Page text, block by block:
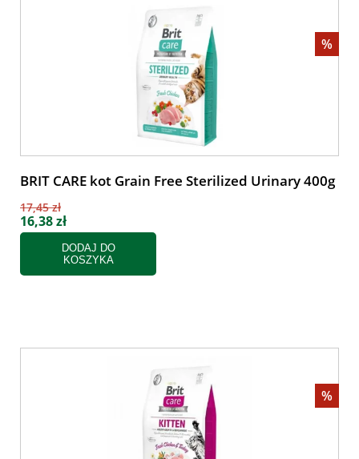
%
BRIT CARE kot Grain Free Sterilized Urinary 400g
17,45 zł
16,38 zł
DODAJ DO
KOSZYKA
%